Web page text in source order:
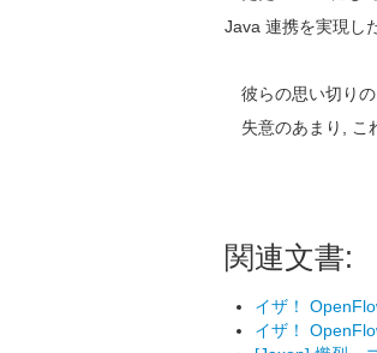
Java 連携を実現し
彼らの思い切りの
失意のあまり, こ
関連文書:
イザ！
イザ！